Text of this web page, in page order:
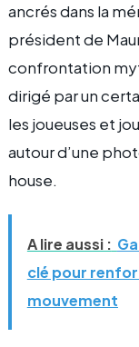
ancrés dans la
président de
confrontation
dirigé par un
les joueuses et
autour d’une
house.
A lire aussi :
clé pour
mouvement